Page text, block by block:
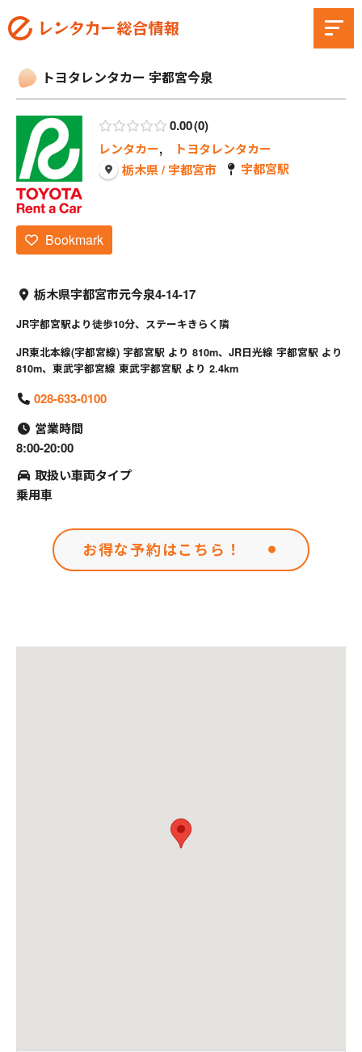
トヨタレンタカー 宇都宮今泉
0.00 0
レンタカー,
トヨタレンタカー
栃木県 / 宇都宮市
宇都宮駅
Bookmark
栃木県宇都宮市元今泉4-14-17
JR宇都宮駅より徒歩10分、ステーキきらく隣
JR東北本線(宇都宮線) 宇都宮駅 より 810m、JR日光線 宇都宮駅 より
810m、東武宇都宮線 東武宇都宮駅 より 2.4km
028-633-0100
営業時間
8:00-20:00
取扱い車両タイプ
乗用車
お得な予約はこちら！